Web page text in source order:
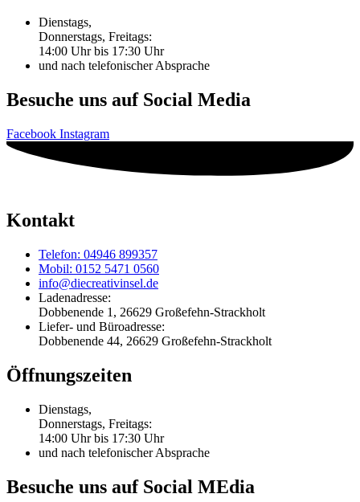
Dienstags,
Donnerstags, Freitags:
14:00 Uhr bis 17:30 Uhr
und nach telefonischer Absprache
Besuche uns auf Social Media
Facebook Instagram
Kontakt
Telefon: 04946 899357
Mobil: 0152 5471 0560
info@diecreativinsel.de
Ladenadresse:
Dobbenende 1, 26629 Großefehn-Strackholt
Liefer- und Büroadresse:
Dobbenende 44, 26629 Großefehn-Strackholt
Öffnungszeiten
Dienstags,
Donnerstags, Freitags:
14:00 Uhr bis 17:30 Uhr
und nach telefonischer Absprache
Besuche uns auf Social MEdia